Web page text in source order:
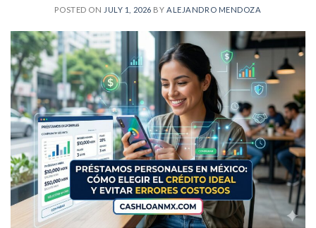
POSTED ON JULY 1, 2026 BY ALEJANDRO MENDOZA